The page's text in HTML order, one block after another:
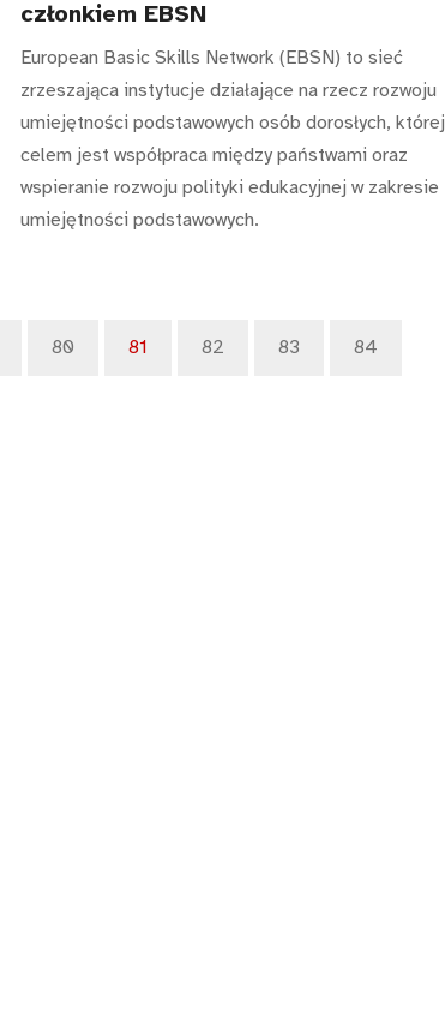
członkiem EBSN
European Basic Skills Network (EBSN) to sieć
zrzeszająca instytucje działające na rzecz rozwoju
umiejętności podstawowych osób dorosłych, której
celem jest współpraca między państwami oraz
wspieranie rozwoju polityki edukacyjnej w zakresie
umiejętności podstawowych.
80 81 82 83 84